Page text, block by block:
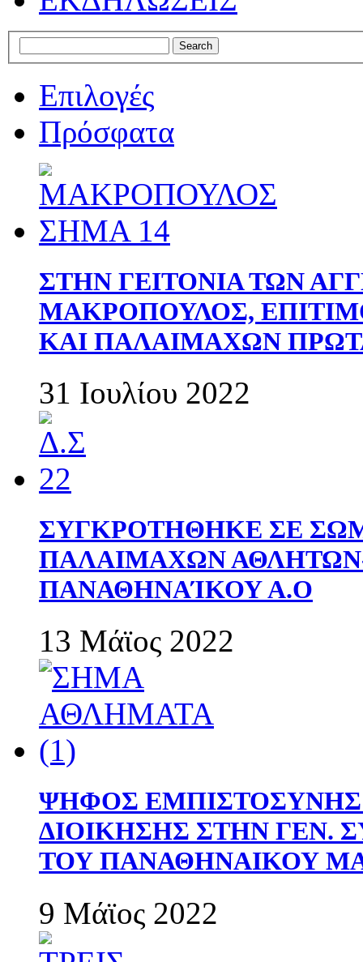
Επιλογές
Πρόσφατα
ΣΤΗΝ ΓΕΙΤΟΝΙΑ ΤΩΝ
ΜΑΚΡΟΠΟΥΛΟΣ,
ΚΑΙ ΠΑΛΑΙΜΑΧΩΝ
31 Ιουλίου 2022
ΣΥΓΚΡΟΤΗΘΗΚΕ ΣΕ
ΠΑΛΑΙΜΑΧΩΝ
ΠΑΝΑΘΗΝΑΊΚΟΥ Α.Ο
13 Μάϊος 2022
ΨΗΦΟΣ
ΔΙΟΙΚΗΣΗΣ ΣΤΗΝ ΓΕΝ.
ΤΟΥ ΠΑΝΑΘΗΝΑΙΚΟΥ
9 Μάϊος 2022